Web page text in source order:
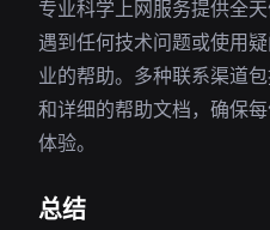
专业科学上网服务提供全
遇到任何技术问题或使用
业的帮助。多种联系渠道
和详细的帮助文档，确保
体验。
总结